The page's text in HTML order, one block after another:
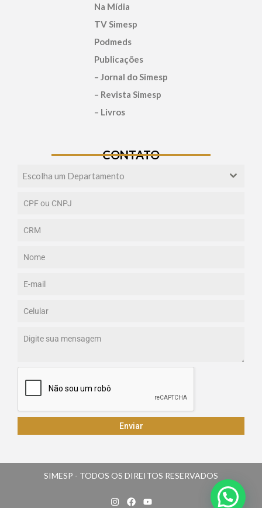
Na Mídia
TV Simesp
Podmeds
Publicações
– Jornal do Simesp
– Revista Simesp
– Livros
CONTATO
Escolha um Departamento
Enviar
SIMESP - TODOS OS DIREITOS RESERVADOS